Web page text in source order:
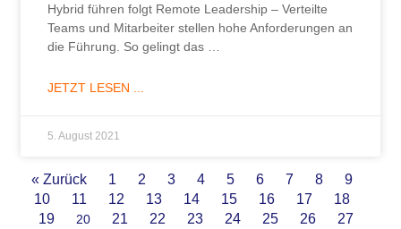
Hybrid führen folgt Remote Leadership – Verteilte
Teams und Mitarbeiter stellen hohe Anforderungen an
die Führung. So gelingt das …
JETZT LESEN ...
5. August 2021
« Zurück 1 2 3 4 5 6 7 8
9
10
11 12 13 14 15 16 17
18
19
20 21 22 23 24 25 26
27